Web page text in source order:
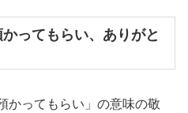
ってもらい、ありがと
かってもらい」の意味の敬